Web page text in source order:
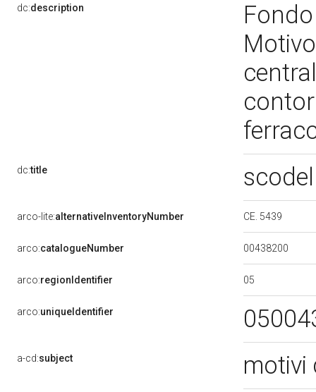
dc:description
dc:title
arco-lite:alternativeInventoryNumber CE. 5439
arco:catalogueNumber 00438200
arco:regionIdentifier 05
arco:uniqueIdentifier
a-cd:subject motivi